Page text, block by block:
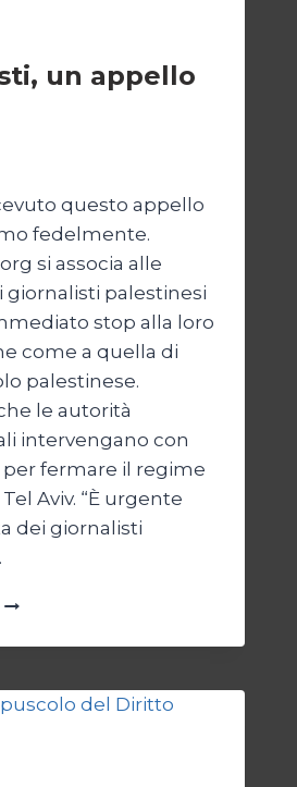
un appello
questo appello
fedelmente.
si associa alle
giornalisti palestinesi
stop alla loro
come a quella di
palestinese.
le autorità
intervengano con
fermare il regime
Aviv. “È urgente
dei giornalisti
GIORNALISTI,